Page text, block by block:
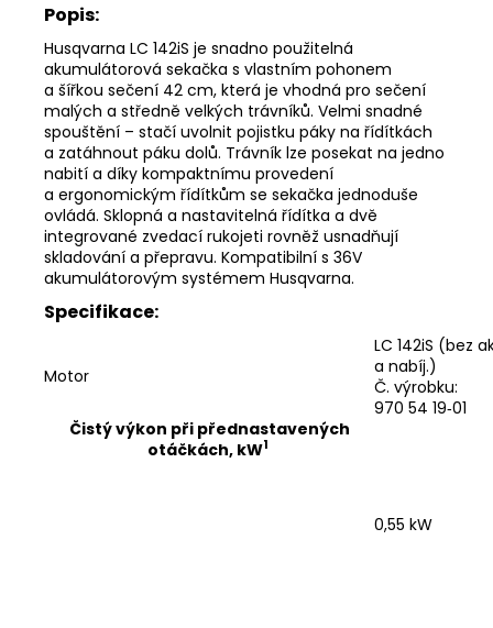
Popis:
Husqvarna LC 142iS je snadno použitelná
akumulátorová sekačka s vlastním pohonem
a šířkou sečení 42 cm, která je vhodná pro sečení
malých a středně velkých trávníků. Velmi snadné
spouštění – stačí uvolnit pojistku páky na řídítkách
a zatáhnout páku dolů. Trávník lze posekat na jedno
nabití a díky kompaktnímu provedení
a ergonomickým řídítkům se sekačka jednoduše
ovládá. Sklopná a nastavitelná řídítka a dvě
integrované zvedací rukojeti rovněž usnadňují
skladování a přepravu. Kompatibilní s 36V
akumulátorovým systémem Husqvarna.
Specifikace:
Motor
LC 142iS (bez
a nabíj.)
Č. výrobku:
970 54 19‑01
Čistý výkon při přednastavených
otáčkách, kW1
0,55 kW
HUSQVARNA
AUTOMOWER
405V
NERA
69
990
Kč